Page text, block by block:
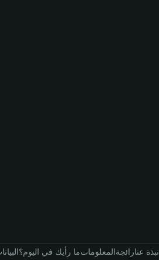
ما رأيك في اليوم؟المعلوماترائجةنبذة عنا